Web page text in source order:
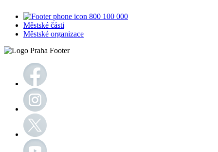
800 100 000
Městské části
Městské organizace